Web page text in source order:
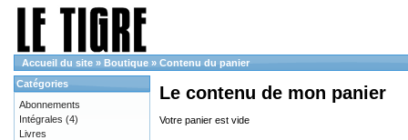
Accueil du site » Boutique » Contenu du panier
Le contenu de mon panier
Votre panier est vide
Catégories
Abonnements
Intégrales (4)
Livres